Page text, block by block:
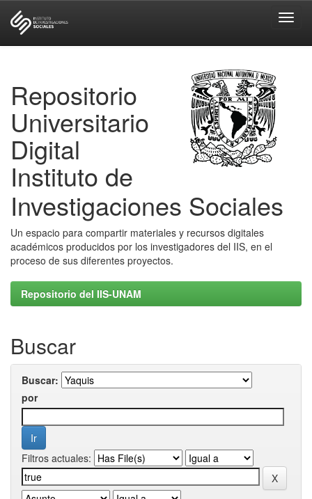
Repositorio
Universitario
Digital
Instituto de
Investigaciones Sociales
Un espacio para compartir materiales y recursos digitales
académicos producidos por los investigadores del IIS, en el
proceso de sus diferentes proyectos.
Repositorio del IIS-UNAM
Buscar
Buscar:
por
Filtros actuales: